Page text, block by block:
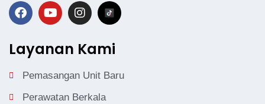
Layanan Kami
Pemasangan Unit Baru
Perawatan Berkala